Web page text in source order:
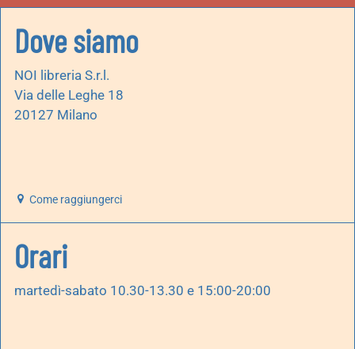
Dove siamo
NOI libreria S.r.l.
Via delle Leghe 18
20127 Milano
Come raggiungerci
Orari
martedì-sabato 10.30-13.30 e 15:00-20:00